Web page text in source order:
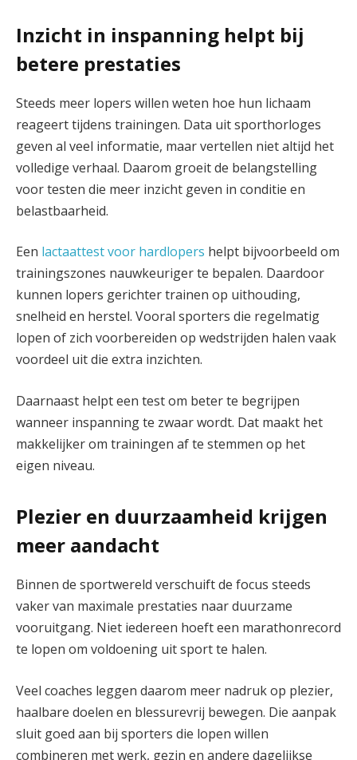
Inzicht in inspanning helpt bij
betere prestaties
Steeds meer lopers willen weten hoe hun lichaam
reageert tijdens trainingen. Data uit sporthorloges
geven al veel informatie, maar vertellen niet altijd het
volledige verhaal. Daarom groeit de belangstelling
voor testen die meer inzicht geven in conditie en
belastbaarheid.
Een lactaattest voor hardlopers helpt bijvoorbeeld om
trainingszones nauwkeuriger te bepalen. Daardoor
kunnen lopers gerichter trainen op uithouding,
snelheid en herstel. Vooral sporters die regelmatig
lopen of zich voorbereiden op wedstrijden halen vaak
voordeel uit die extra inzichten.
Daarnaast helpt een test om beter te begrijpen
wanneer inspanning te zwaar wordt. Dat maakt het
makkelijker om trainingen af te stemmen op het
eigen niveau.
Plezier en duurzaamheid krijgen
meer aandacht
Binnen de sportwereld verschuift de focus steeds
vaker van maximale prestaties naar duurzame
vooruitgang. Niet iedereen hoeft een marathonrecord
te lopen om voldoening uit sport te halen.
Veel coaches leggen daarom meer nadruk op plezier,
haalbare doelen en blessurevrij bewegen. Die aanpak
sluit goed aan bij sporters die lopen willen
combineren met werk, gezin en andere dagelijkse